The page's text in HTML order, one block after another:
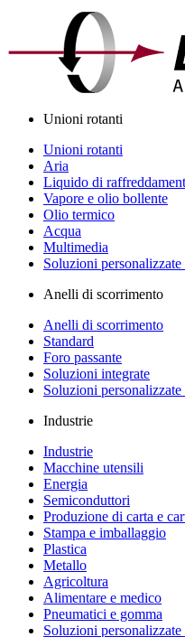
Unioni rotanti
Unioni rotanti
Aria
Liquido di
Vapore e olio bollente
Olio termico
Acqua
Multimedia
Soluzioni
Anelli di scorrimento
Anelli di scorrimento
Standard
Foro passante
Soluzioni integrate
Soluzioni
Industrie
Industrie
Macchine utensili
Energia
Semiconduttori
Produzione di carta e
Stampa e imballaggio
Plastica
Metallo
Agricoltura
Alimentare e medico
Pneumatici e gomma
Soluzioni